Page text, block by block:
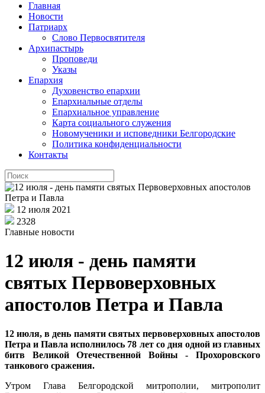
Главная
Новости
Патриарх
Слово Первосвятителя
Архипастырь
Проповеди
Указы
Епархия
Духовенство епархии
Епархиальные отделы
Епархиальное управление
Карта социального служения
Новомученики и исповедники Белгородские
Политика конфиденциальности
Контакты
12 июля 2021
2328
Главные новости
12 июля - день памяти
святых Первоверховных
апостолов Петра и Павла
12 июля, в день памяти святых первоверховных апостолов
Петра и Павла исполнилось 78 лет со дня одной из главных
битв Великой Отечественной Войны - Прохоровского
танкового сражения.
Утром Глава Белгородской митрополии, митрополит